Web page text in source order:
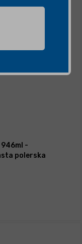
946ml -
polerska